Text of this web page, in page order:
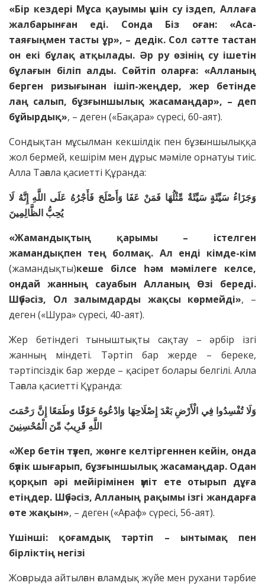
«Бір кездері Мұса қауымы үшін су іздеп, Аллаға
жалбарынған еді. Сонда Біз оған: «Аса-
таяғыңмен тасты ұр», – дедік. Сол сәтте тастан
он екі бұлақ атқылады. Әр ру өзінің су ішетін
бұлағын біліп алды. Сөйтіп оларға: «Алланың
берген ризығынан ішіп-жеңдер, жер бетінде
лаң салып, бұзғыншылық жасамаңдар», – деп
бұйырдық», – деген («Бақара» сүресі, 60-аят).
Сондықтан мұсылман кекшілдік пен бұзғыншылыққа
жол бермей, кешірім мен дұрыс мәміле орнатуы тиіс.
Алла Тағала қасиетті Құранда:
وَجَزَاءُ سَيِّئَةٍ سَيِّئَةٌ مِّثْلُهَا فَمَنْ عَفَا وَأَصْلَحَ فَأَجْرُهُ عَلَى اللَّهِ إِنَّهُ لَا
يُحِبُّ الظَّالِمِينَ
«Жамандықтың қарымы – істелген
жамандықпен тең болмақ. Ал енді кімде-кім
(жамандықты)кеше білсе һәм мәмілеге келсе,
ондай жанның сауабын Алланың Өзі береді.
Шүбәсіз, Ол залымдарды жақсы көрмейді», –
деген («Шура» сүресі, 40-аят).
Жер бетіндегі тыныштықты сақтау – әрбір ізгі
жанның міндеті. Тәртіп бар жерде – береке,
тәртіпсіздік бар жерде – қасірет болары белгілі. Алла
Тағала қасиетті Құранда:
وَلَا تُفْسِدُوا فِي الْأَرْضِ بَعْدَ إِصْلَاحِهَا وَادْعُوهُ خَوْفًا وَطَمَعًا إِنَّ رَحْمَتَ
اللَّهِ قَرِيبٌ مِّنَ الْمُحْسِنِينَ
«Жер бетін түзеп, жөнге келтіргеннен кейін, онда
бүлік шығарып, бұзғыншылық жасамаңдар. Одан
қорқып әрі мейірімінен үміт ете отырып дұға
етіңдер. Шүбәсіз, Алланың рақымы ізгі жандарға
өте жақын», – деген («Ағраф» сүресі, 56-аят).
Үшінші: қоғамдық тәртіп – ынтымақ пен
бірліктің негізі
Жоғарыда айтылған ғаламдық жүйе мен рухани тәрбие